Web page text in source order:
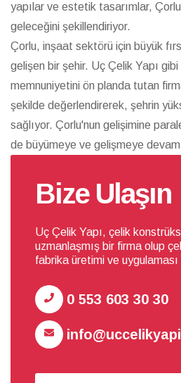
yapılar ve estetik tasarımlar,
geleceğini şekillendiriyor.
Çorlu, inşaat sektörü için büyük
gelişen bir şehir. Uç Çelik Yapı
memnuniyetini ön planda tutan
şekilde değerlendirerek, şehrin
sağlıyor. Çorlu'nun gelişimine
de büyümeye ve gelişmeye
Bize Ulaşın
Uç Çelik Yapı, çelik
uzmanlaşmış bir firma olup
fabrika üretimi ve
0 553 603 30 30